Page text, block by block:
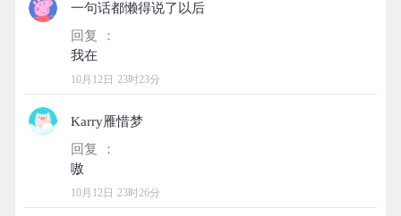
一句话都懒得说了以后
回复 ：
10月12日 23时23分
Karry雁惜梦
回复 ：
10月12日 23时26分